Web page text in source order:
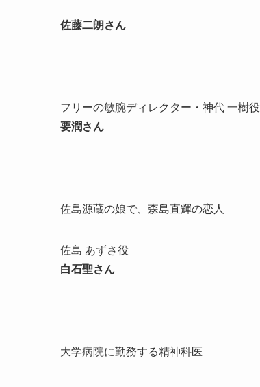
佐藤二朗さん
フリーの敏腕ディレクター・神代 一樹役
要潤さん
佐島源蔵の娘で、森島直輝の恋人
佐島 あずさ役
白石聖さん
大学病院に勤務する精神科医